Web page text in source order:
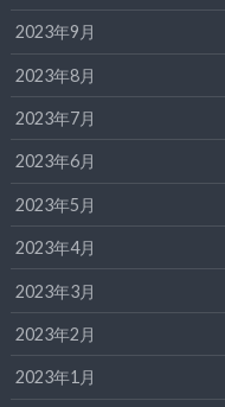
2023年9月
2023年8月
2023年7月
2023年6月
2023年5月
2023年4月
2023年3月
2023年2月
2023年1月